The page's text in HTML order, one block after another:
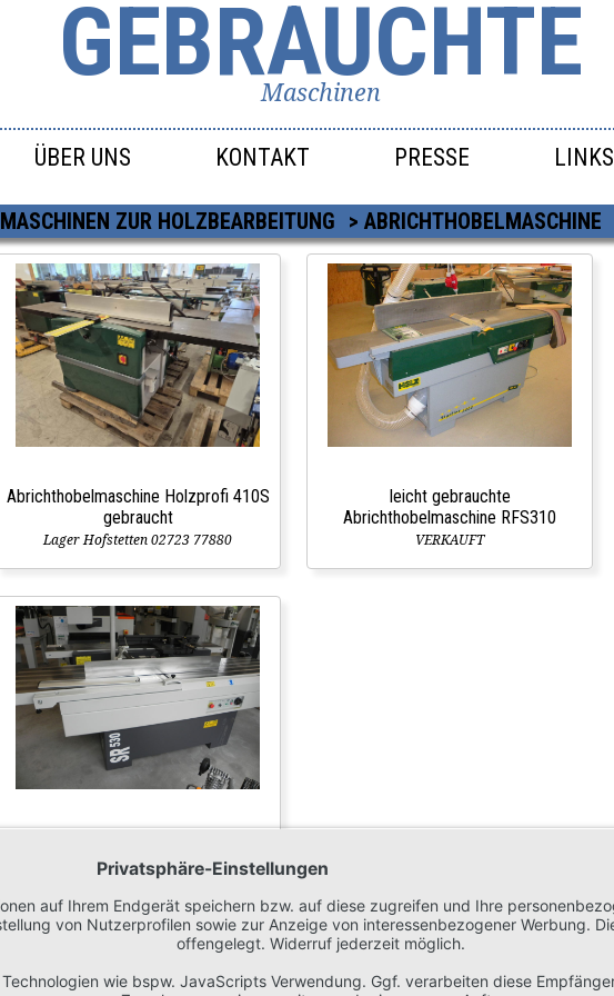
GEBRAUCHTE
Maschinen
ÜBER UNS KONTAKT PRESSE LINKS
MASCHINEN ZUR HOLZBEARBEITUNG > ABRICHTHOBELMASCHINE
Abrichthobelmaschine Holzprofi 410S
gebraucht
Lager Hofstetten 02723 77880
leicht gebrauchte
Abrichthobelmaschine RFS310
VERKAUFT
SR530
Lager Lindach 07613/5600